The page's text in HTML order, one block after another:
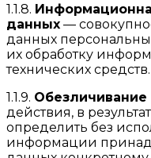
1.1.8.
данных —
данных
их обработку
технических средств.
1.1.9.
действия, в
определить без
информации